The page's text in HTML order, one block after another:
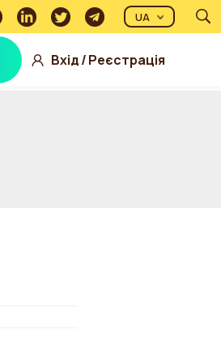
Вхід/Реєстрація
UA